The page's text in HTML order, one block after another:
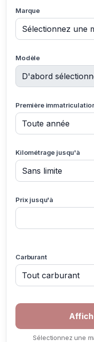
Marque
Modèle
Première
Kilométrage jusqu'à
Prix jusqu'à
Carburant
Sélectionnez une